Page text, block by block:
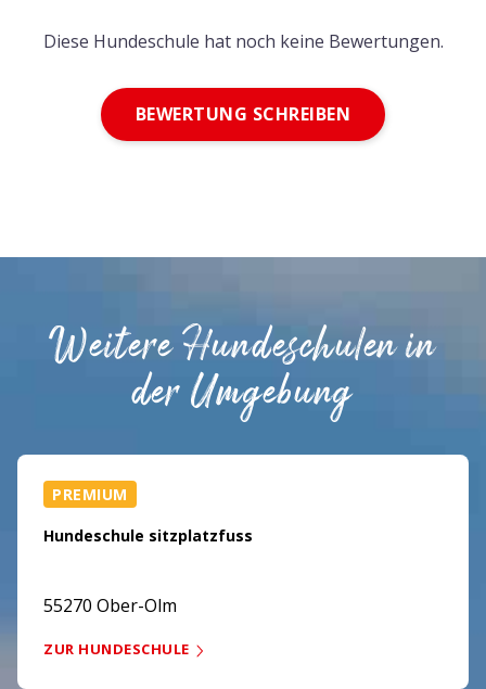
Diese Hundeschule hat noch keine Bewertungen.
BEWERTUNG SCHREIBEN
Weitere Hundeschulen in
der Umgebung
PREMIUM
Hundeschule sitzplatzfuss
55270 Ober-Olm
ZUR HUNDESCHULE